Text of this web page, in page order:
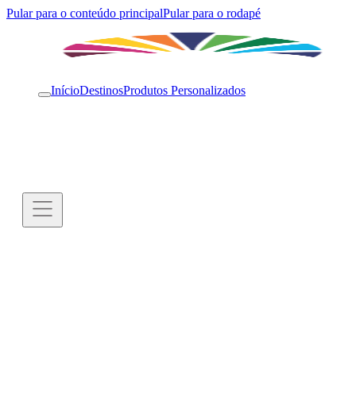
Pular para o conteúdo principalPular para o rodapé
InícioDestinosProdutos Personalizados